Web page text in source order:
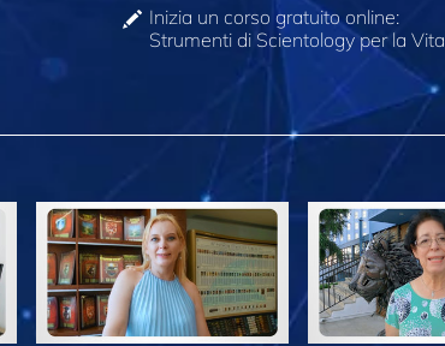
Inizia un corso gratuito online:
Strumenti di Scientology per la Vita